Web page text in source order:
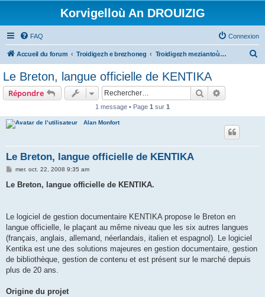
Korvigelloù An DROUIZIG
FAQ Connexion
Accueil du forum Troidigezh e brezhoneg Troidigezh meziantoù all (frank a wirioù evit an darn vrasañ anezho)
Le Breton, langue officielle de KENTIKA
Répondre Rechercher
1 message • Page 1 sur 1
Alan Monfort
Le Breton, langue officielle de KENTIKA
M
s
mer. oct. 22, 2008 9:35 am
Le Breton, langue officielle de KENTIKA.
Le logiciel de gestion documentaire KENTIKA propose le Breton en
langue officielle, le plaçant au même niveau que les six autres langues
(français, anglais, allemand, néerlandais, italien et espagnol). Le logiciel
Kentika est une des solutions majeures en gestion documentaire, gestion
de bibliothèque, gestion de contenu et est présent sur le marché depuis
plus de 20 ans.
Origine du projet